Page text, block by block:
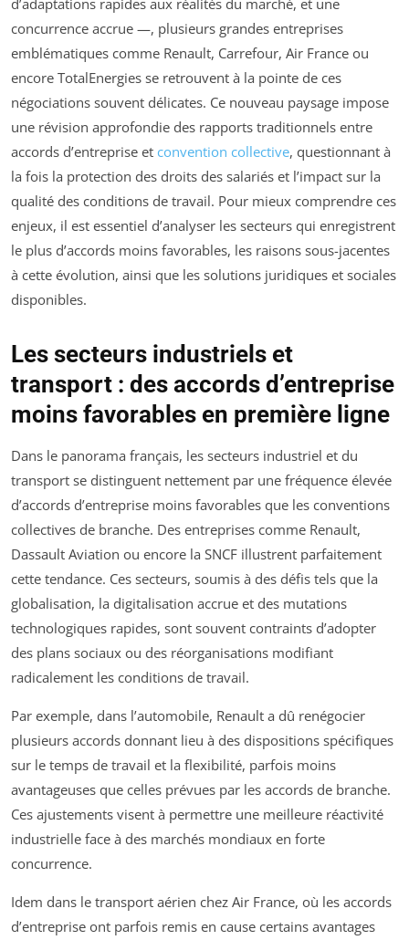
concurrence accrue —, plusieurs grandes entreprises
emblématiques comme Renault, Carrefour, Air France ou
encore TotalEnergies se retrouvent à la pointe de ces
négociations souvent délicates. Ce nouveau paysage impose
une révision approfondie des rapports traditionnels entre
accords d’entreprise et convention collective, questionnant à
la fois la protection des droits des salariés et l’impact sur la
qualité des conditions de travail. Pour mieux comprendre ces
enjeux, il est essentiel d’analyser les secteurs qui enregistrent
le plus d’accords moins favorables, les raisons sous-jacentes
à cette évolution, ainsi que les solutions juridiques et sociales
disponibles.
Les secteurs industriels et
transport : des accords d’entreprise
moins favorables en première ligne
Dans le panorama français, les secteurs industriel et du
transport se distinguent nettement par une fréquence élevée
d’accords d’entreprise moins favorables que les conventions
collectives de branche. Des entreprises comme Renault,
Dassault Aviation ou encore la SNCF illustrent parfaitement
cette tendance. Ces secteurs, soumis à des défis tels que la
globalisation, la digitalisation accrue et des mutations
technologiques rapides, sont souvent contraints d’adopter
des plans sociaux ou des réorganisations modifiant
radicalement les conditions de travail.
Par exemple, dans l’automobile, Renault a dû renégocier
plusieurs accords donnant lieu à des dispositions spécifiques
sur le temps de travail et la flexibilité, parfois moins
avantageuses que celles prévues par les accords de branche.
Ces ajustements visent à permettre une meilleure réactivité
industrielle face à des marchés mondiaux en forte
concurrence.
Idem dans le transport aérien chez Air France, où les accords
d’entreprise ont parfois remis en cause certains avantages